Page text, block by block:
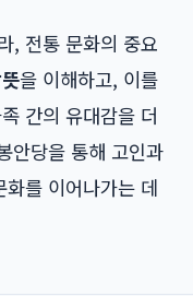
, 전통 문화의 중요
을 이해하고, 이를
간의 유대감을 더
안당을 통해 고인과
를 이어나가는 데